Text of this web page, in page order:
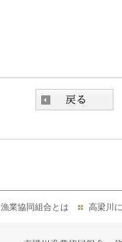
漁業協同組合とは 高梁川